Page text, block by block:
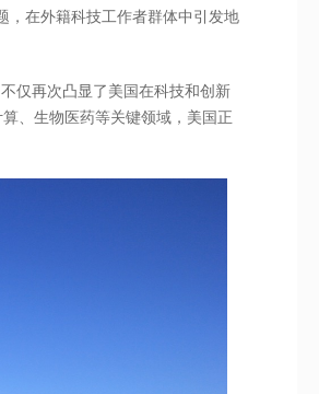
，在外籍科技工作者群体中引发地
仅再次凸显了美国在科技和创新
、生物医药等关键领域，美国正